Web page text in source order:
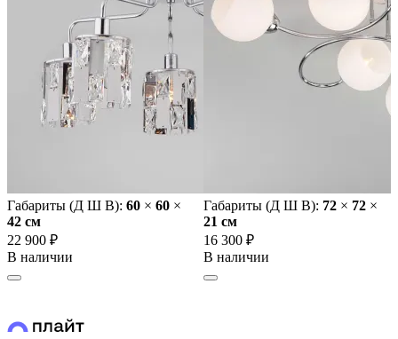
Габариты (Д Ш В): 60 × 60 ×
42 cм
22 900 ₽
В наличии
Габариты (Д Ш В): 72 × 72 ×
21 cм
16 300 ₽
В наличии